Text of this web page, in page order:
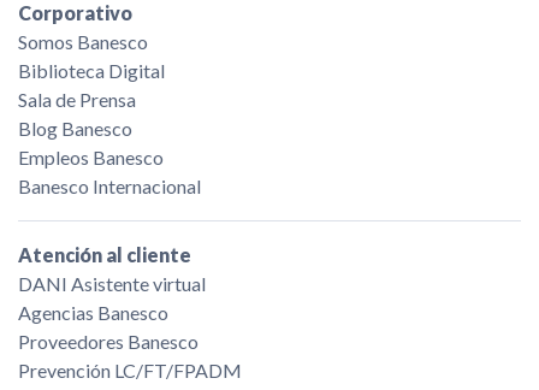
Corporativo
Somos Banesco
Biblioteca Digital
Sala de Prensa
Blog Banesco
Empleos Banesco
Banesco Internacional
Atención al cliente
DANI Asistente virtual
Agencias Banesco
Proveedores Banesco
Prevención LC/FT/FPADM